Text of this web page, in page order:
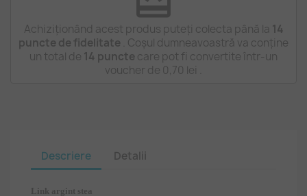
Achiziționând acest produs puteți colecta până la 14
puncte de fidelitate . Coșul dumneavoastră va conține
un total de 14 puncte care pot fi convertite într-un
voucher de 0,70 lei
Descriere Detalii
Link argint stea